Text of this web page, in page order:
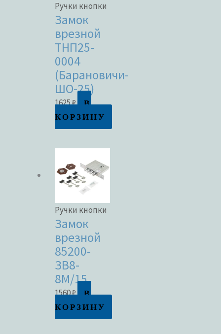
Ручки кнопки
Замок
врезной
ТНП25-
0004
(Барановичи-
ШО-25)
1625₽
В
КОРЗИНУ
Ручки кнопки
Замок
врезной
85200-
ЗВ8-
8М/15
1560₽
В
КОРЗИНУ